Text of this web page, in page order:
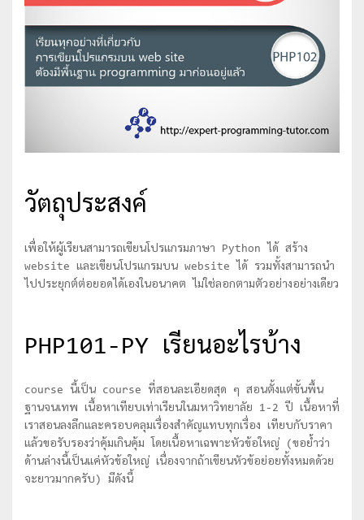
วัตถุประสงค์
เพื่อให้ผู้เรียนสามารถเขียนโปรแกรมภาษา Python ได้ สร้าง
website และเขียนโปรแกรมบน website ได้ รวมทั้งสามารถนำ
ไปประยุกต์ต่อยอดได้เองในอนาคต ไม่ใช่ลอกตามตัวอย่างอย่างเดียว
PHP101-PY เรียนอะไรบ้าง
course นี้เป็น course ที่สอนละเอียดสุด ๆ สอนตั้งแต่ขั้นพื้น
ฐานจนเทพ เนื้อหาเทียบเท่าเรียนในมหาวิทยาลัย 1-2 ปี เนื้อหาที่
เราสอนลงลึกและครอบคลุมเรื่องสำคัญแทบทุกเรื่อง เทียบกับราคา
แล้วขอรับรองว่าคุ้มเกินคุ้ม โดยเนื้อหาเฉพาะหัวข้อใหญ่ (ขอย้ำว่า
ด้านล่างนี้เป็นแค่หัวข้อใหญ่ เนื่องจากถ้าเขียนหัวข้อย่อยทั้งหมดด้วย
จะยาวมากครับ) มีดังนี้